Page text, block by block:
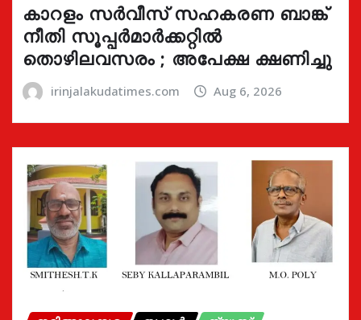
കാറളം സർവീസ് സഹകരണ ബാങ്ക്
നീതി സൂപ്പർമാർക്കറ്റിൽ
തൊഴിലവസരം ; അപേക്ഷ ക്ഷണിച്ചു
irinjalakudatimes.com Aug 6, 2026